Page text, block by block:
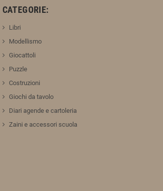
CATEGORIE:
Libri
Modellismo
Giocattoli
Puzzle
Costruzioni
Giochi da tavolo
Diari agende e cartoleria
Zaini e accessori scuola